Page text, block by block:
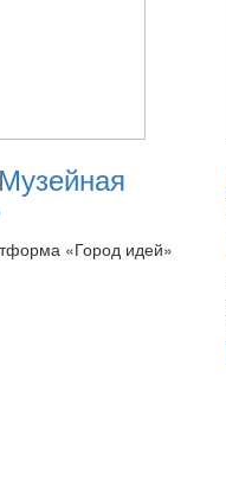
«Город идей»